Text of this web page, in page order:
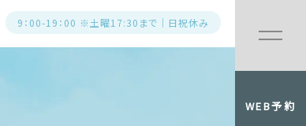
9：00-19：00 ※土曜17:30まで｜日祝休み
WEB予約